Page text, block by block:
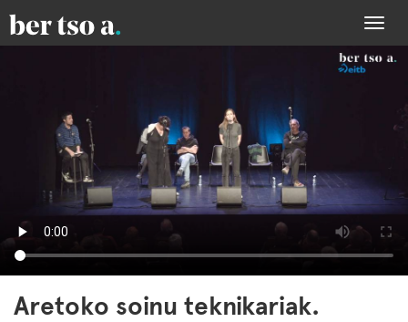
Aretoko soinu teknikariak.